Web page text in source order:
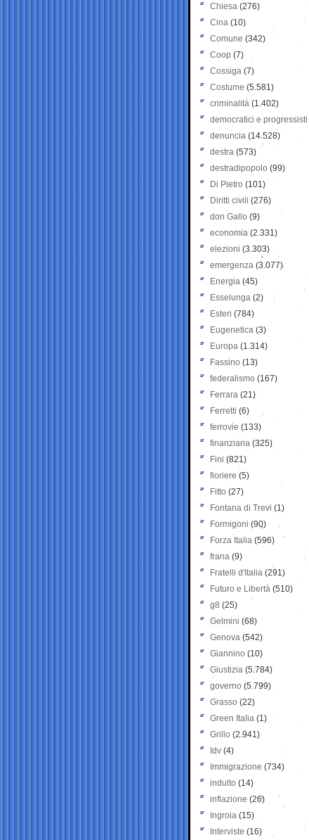
Chiesa (276)
Cina (10)
Comune (342)
Coop (7)
Cossiga (7)
Costume (5.581)
criminalità (1.402)
democratici e progressisti
denuncia (14.528)
destra (573)
destradipopolo (99)
Di Pietro (101)
Diritti civili (276)
don Gallo (9)
economia (2.331)
elezioni (3.303)
emergenza (3.077)
Energia (45)
Esselunga (2)
Esteri (784)
Eugenetica (3)
Europa (1.314)
Fassino (13)
federalismo (167)
Ferrara (21)
Ferretti (6)
ferrovie (133)
finanziaria (325)
Fini (821)
fioriere (5)
Fitto (27)
Fontana di Trevi (1)
Formigoni (90)
Forza Italia (596)
frana (9)
Fratelli d'Italia (291)
Futuro e Libertà (510)
g8 (25)
Gelmini (68)
Genova (542)
Giannino (10)
Giustizia (5.784)
governo (5.799)
Grasso (22)
Green Italia (1)
Grillo (2.941)
Idv (4)
Immigrazione (734)
indulto (14)
inflazione (26)
Ingroia (15)
Interviste (16)